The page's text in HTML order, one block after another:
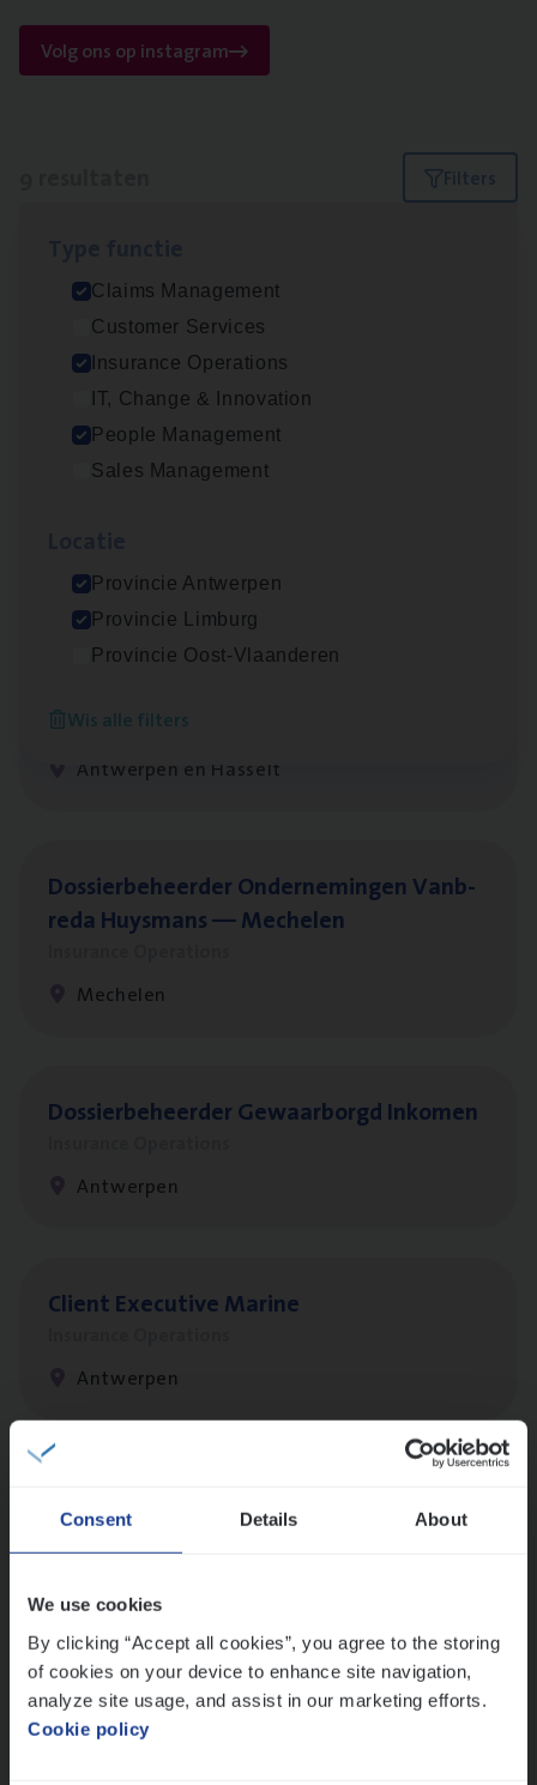
Consent Details About
We use cookies
By clicking “Accept all cookies”, you agree to the storing
of cookies on your device to enhance site navigation,
analyze site usage, and assist in our marketing efforts.
Cookie policy
Volg ons op instagram
Filters
Claims Management
Customer Services
Insurance Operations
IT, Change & Innovation
People Management
Sales Management
Provincie Antwerpen
Provincie Limburg
Provincie Oost-Vlaanderen
Wis alle filters
Scha­de Expert Fleet
Claims Management
Antwerpen
Dos­sier­be­heer­der ver­ze­ke­rin­gen — Soci­al
Antwerpen
Insurance Operations
Antwerpen en Hasselt
Dos­sier­be­heer­der Onder­ne­min­gen Van­b­
re­da Huys­mans — Mechelen
Mechelen
Dos­sier­be­heer­der Gewaar­borgd Inkomen
Antwerpen
Client Exe­cu­ti­ve Marine
Antwerpen
Claims Management
Busi­ness Mana­ger Mari­ne Cargo
People Management, Sales Management